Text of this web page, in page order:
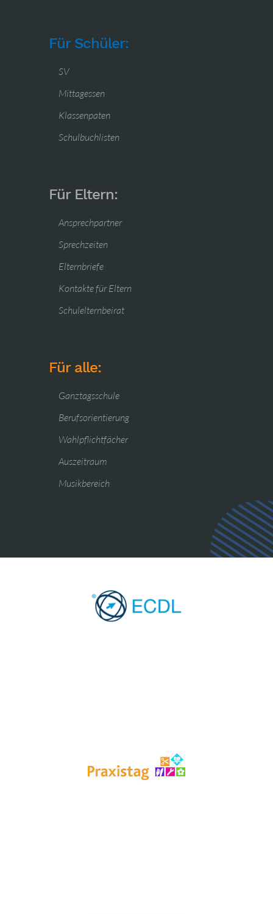
Für Schüler:
SV
Mittagessen
Klassenpaten
Schulbuchlisten
Für Eltern:
Ansprechpartner
Sprechzeiten
Elternbriefe
Kontakte für Eltern
Schulelternbeirat
Für alle:
Ganztagsschule
Berufsorientierung
Wahlpflichtfächer
Auszeitraum
Musikbereich